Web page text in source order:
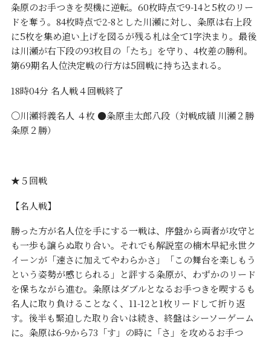
粂原のお手つきを契機に逆転。60枚時点で9-14と5枚のリー
ドを奪う。84枚時点で2-8とした川瀬に対し、粂原は右上段
に5枚を集め追い上げを図るが残る札は全て1字決まり。最後
は川瀬が右下段の93枚目の「たち」を守り、4枚差の勝利。
第69期名人位決定戦の行方は5回戦に持ち込まれる。
18時04分 名人戦４回戦終了
〇川瀬将義名人 ４枚 ●粂原圭太郎八段（対戦成績 川瀬２勝
粂原２勝）
★５回戦
【名人戦】
勝った方が名人位を手にする一戦は、序盤から両者が攻守と
も一歩も譲らぬ取り合い。それでも解説室の楠木早紀永世ク
イーンが「速さに加えてやわらかさ」「この舞台を楽しもう
という姿勢が感じられる」と評する粂原が、わずかのリード
を保ちながら進む。粂原はダブルとなるお手つきを喫するも
名人に取り負けることなく、11-12と1枚リードして折り返
す。後半も緊迫した取り合いは続き、終盤はシーソーゲーム
に。粂原は6-9から73「す」の時に「さ」を攻めるお手つ